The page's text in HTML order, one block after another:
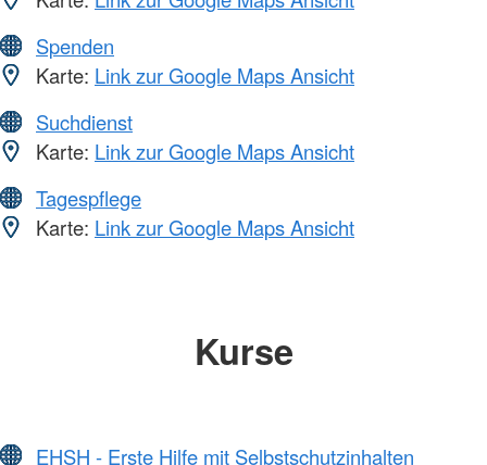
Spenden
Karte: Link zur Google Maps Ansicht
Suchdienst
Karte: Link zur Google Maps Ansicht
Tagespflege
Karte: Link zur Google Maps Ansicht
Kurse
EHSH - Erste Hilfe mit Selbstschutzinhalten